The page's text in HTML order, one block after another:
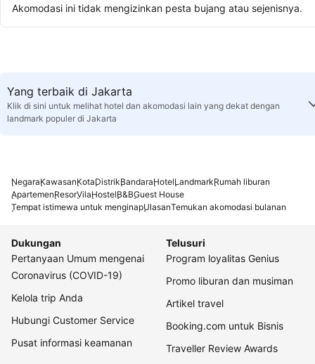
Akomodasi ini tidak mengizinkan pesta bujang atau sejenisnya.
Yang terbaik di Jakarta
Klik di sini untuk melihat hotel dan akomodasi lain yang dekat dengan
landmark populer di Jakarta
NegaraKawasanKotaDistrikBandaraHotelLandmarkRumah liburan
ApartemenResorVilaHostelB&BGuest House
Tempat istimewa untuk menginapUlasanTemukan akomodasi bulanan
Dukungan
Pertanyaan Umum mengenai
Coronavirus (COVID-19)
Kelola trip Anda
Hubungi Customer Service
Pusat informasi keamanan
Telusuri
Program loyalitas Genius
Promo liburan dan musiman
Artikel travel
Booking.com untuk Bisnis
Traveller Review Awards